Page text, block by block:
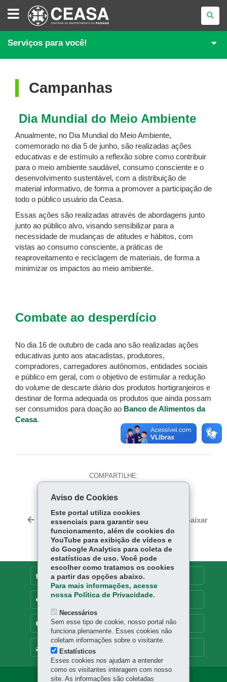
CENTRAIS
DE
ABASTECIMENTO
<BR>DO
S.A.
Serviços para você!
Campanhas
Dia Mundial do Meio Ambiente
Anualmente, no Dia Mundial do Meio Ambiente,
comemorado no dia 5 de junho, são realizadas ações
educativas e de estímulo a reflexão sobre como contribuir
para o meio ambiente saudável, consumo consciente e o
desenvolvimento sustentável, com a distribuição de
material informativo, de forma a promover a participação de
todo o público usuário da Ceasa.
Essas ações são realizadas através de abordagens junto
junto ao público alvo, visando sensibilizar para a
necessidade de mudanças de atitudes e hábitos, com
vistas ao consumo consciente, a práticas de
reaproveitamento e reciclagem de materiais, de forma a
minimizar os impactos ao meio ambiente.
Combate ao desperdício
No dia 16 de outubro de cada ano são realizadas ações
educativas junto aos atacadistas, produtores,
compradores, carregadores autônomos, entidades sociais
e público em geral, com o objetivo de estimular a redução
do volume de descarte diário dos produtos hortigranjeiros e
destinar de forma adequada os produtos que ainda possam
ser consumidos para doação ao Banco de Alimentos da
Ceasa.
COMPARTILHE:
Fa
bo
ok
Tw
itt
er
Ap
p
Voltar Início Imprimir Baixar
MAPA DO SITE
DENUNCIE CORRUPÇÃO
OUVIDORIA
TRANSPARÊNCIA INSTITUCIONAL
Aviso de Cookies
Este portal utiliza cookies
essenciais para garantir seu
funcionamento, além de cookies do
YouTube para exibição de vídeos e
do Google Analytics para coleta de
estatísticas de uso. Você pode
escolher como tratamos os cookies
a partir das opções abaixo.
Para mais informações, acesse
nossa Política de Privacidade.
Necessários
Sem esse tipo de cookie, nosso portal não
funciona plenamente. Esses cookies não
coletam informações sobre o visitante.
Estatísticos
Esses cookies nos ajudam a entender
como os visitantes interagem com nosso
site. As informações são coletadas